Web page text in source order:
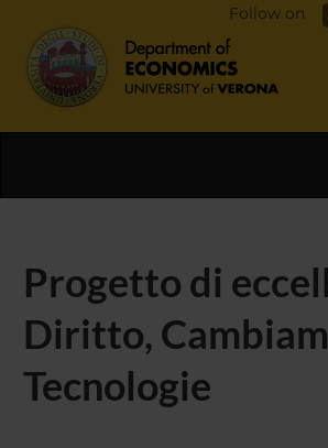
Follow on
Progetto di
Diritto,
Tecnologie